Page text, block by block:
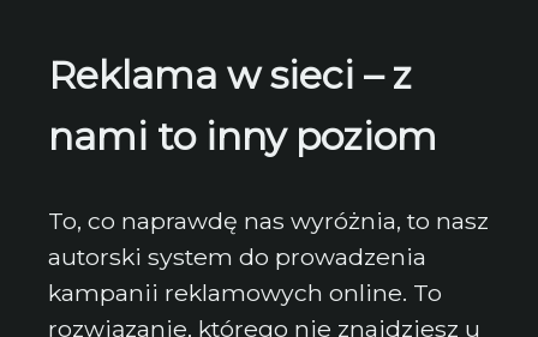
Reklama w sieci – z
nami to inny poziom
To, co naprawdę nas wyróżnia, to nasz
autorski system do prowadzenia
kampanii reklamowych online. To
rozwiązanie, którego nie znajdziesz u